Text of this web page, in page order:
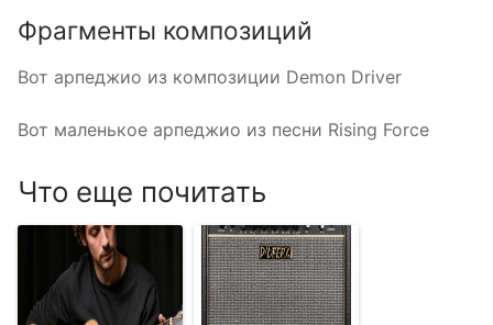
Фрагменты композиций
Вот арпеджио из композиции Demon Driver
Вот маленькое арпеджио из песни Rising Force
Что еще почитать